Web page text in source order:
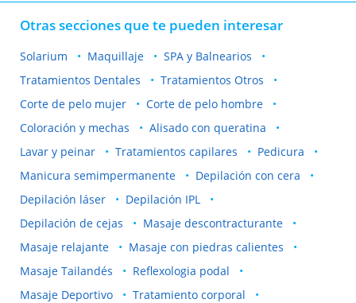
Otras secciones que te pueden interesar
Solarium Maquillaje
SPA y Balnearios
Tratamientos Dentales
Tratamientos Otros
Corte de pelo mujer
Corte de pelo hombre
Coloración y mechas
Alisado con queratina
Lavar y peinar
Tratamientos capilares
Pedicura
Manicura semimpermanente
Depilación con cera
Depilación láser
Depilación IPL
Depilación de cejas
Masaje descontracturante
Masaje relajante
Masaje con piedras calientes
Masaje Tailandés
Reflexologia podal
Masaje Deportivo
Tratamiento corporal